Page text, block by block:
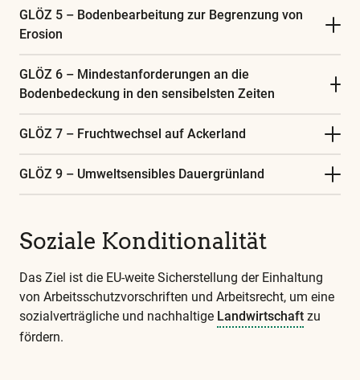
GLÖZ 5 – Bodenbearbeitung zur Begrenzung von
Erosion
GLÖZ 6 – Mindestanforderungen an die
Bodenbedeckung in den sensibelsten Zeiten
GLÖZ 7 – Fruchtwechsel auf Ackerland
GLÖZ 9 – Umweltsensibles Dauergrünland
Soziale Konditionalität
Das Ziel ist die EU-weite Sicherstellung der Einhaltung
von Arbeitsschutzvorschriften und Arbeitsrecht, um eine
sozialverträgliche und nachhaltige Landwirtschaft zu
fördern.